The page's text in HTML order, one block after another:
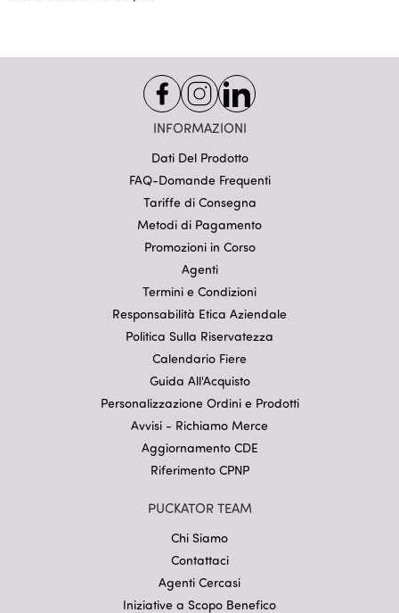
INFORMAZIONI
Dati Del Prodotto
FAQ-Domande Frequenti
Tariffe di Consegna
Metodi di Pagamento
Promozioni in Corso
Agenti
Termini e Condizioni
Responsabilità Etica Aziendale
Politica Sulla Riservatezza
Calendario Fiere
Guida All'Acquisto
Personalizzazione Ordini e Prodotti
Avvisi - Richiamo Merce
Aggiornamento CDE
Riferimento CPNP
PUCKATOR TEAM
Chi Siamo
Contattaci
Agenti Cercasi
Iniziative a Scopo Benefico